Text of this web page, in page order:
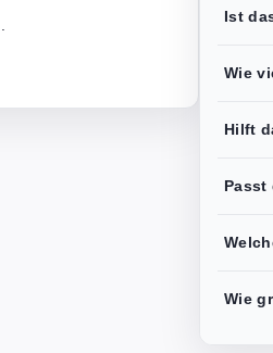
Ist
Wie
Hilft
Passt
Wie